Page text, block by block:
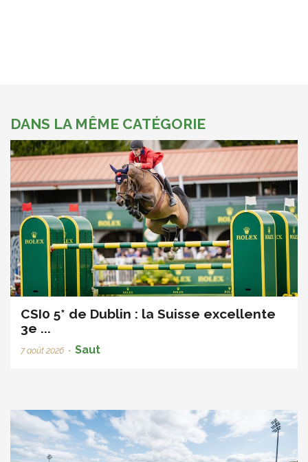
DANS LA MÊME CATÉGORIE
CSI0 5* de Dublin : la Suisse excellente
3e ...
7 août 2026 • Saut